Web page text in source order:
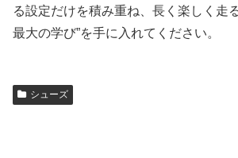
る設定だけを積み重ね、長く楽しく走
最大の学び”を手に入れてください。
シューズ